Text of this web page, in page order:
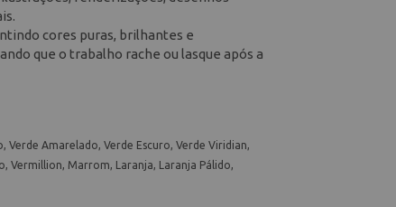
cores puras, brilhantes e
que o trabalho rache ou lasque após a
Amarelado, Verde Escuro, Verde Viridian,
Vermillion, Marrom, Laranja, Laranja Pálido,